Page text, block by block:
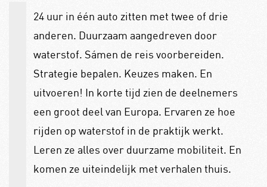
24 uur in één auto zitten met twee of drie
anderen. Duurzaam aangedreven door
waterstof. Sámen de reis voorbereiden.
Strategie bepalen. Keuzes maken. En
uitvoeren! In korte tijd zien de deelnemers
een groot deel van Europa. Ervaren ze hoe
rijden op waterstof in de praktijk werkt.
Leren ze alles over duurzame mobiliteit. En
komen ze uiteindelijk met verhalen thuis.